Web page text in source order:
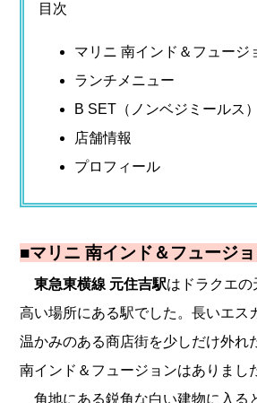
目次
マリニ 南インド＆フュージ
ランチメニュー
B SET（ノンベジミールス）
店舗情報
プロフィール
■マリニ 南インド＆フュージ
東急東横線 元住吉駅はドラクエの
高い場所にある駅でした。長いエス
温かみのある商店街を少しだけ外れ
南インド＆フュージョンはありまし
角地にある鋭角な白い建物に入る